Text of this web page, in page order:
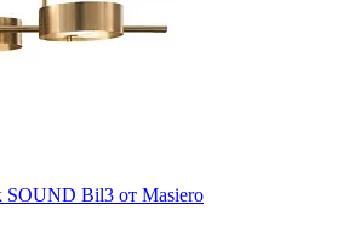
SOUND Bil3 от Masiero